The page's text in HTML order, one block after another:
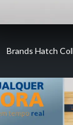
Brands Hatch